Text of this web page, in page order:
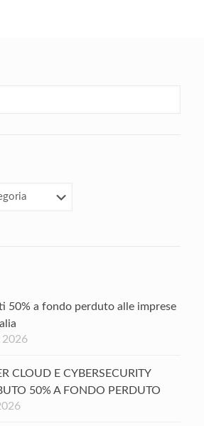
50% a fondo perduto alle imprese
2026
CLOUD E CYBERSECURITY
50% A FONDO PERDUTO